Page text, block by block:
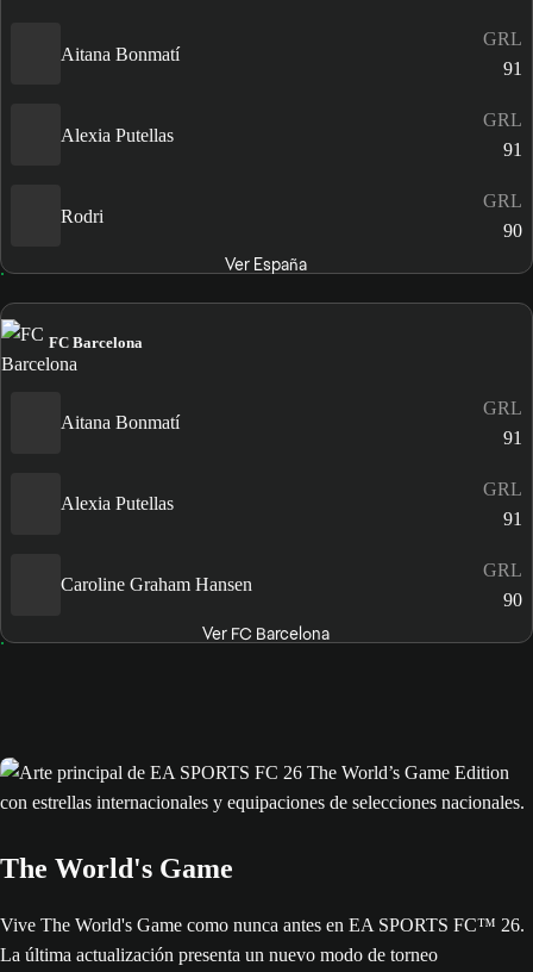
Aitana Bonmatí
GRL
91
Alexia Putellas
GRL
91
Rodri
GRL
90
Ver España
FC Barcelona
Aitana Bonmatí
GRL
91
Alexia Putellas
GRL
91
Caroline Graham Hansen
GRL
90
Ver FC Barcelona
The World's Game
Vive The World's Game como nunca antes en EA SPORTS FC™ 26.
La última actualización presenta un nuevo modo de torneo